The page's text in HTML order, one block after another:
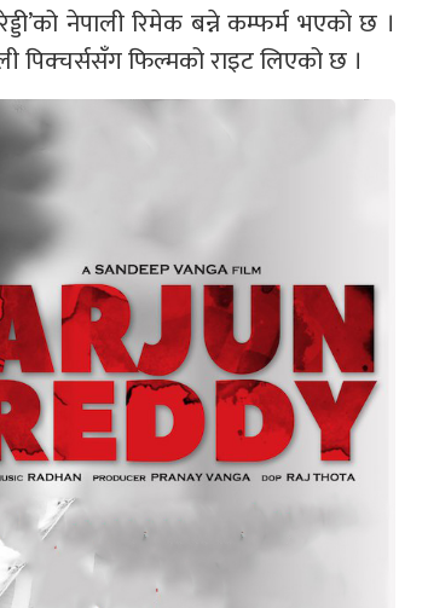
नेपाली रिमेक बन्ने कम्फर्म भएको छ ।
पिक्चर्ससँग फिल्मको राइट लिएको छ ।